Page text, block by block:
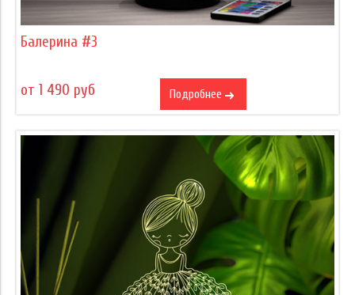
Балерина #3
от 1 490 руб Подробнее